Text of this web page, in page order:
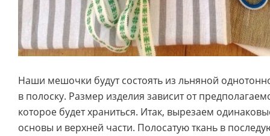
Наши мешочки будут состоять из льняной
в полоску. Размер изделия зависит от
которое будет храниться. Итак, вырезаем
основы и верхней части. Полосатую ткань в